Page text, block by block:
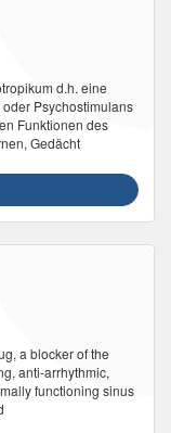
d.h. eine
Psychostimulans
Funktionen des
Gedächt
a blocker of the
anti-arrhythmic,
functioning sinus